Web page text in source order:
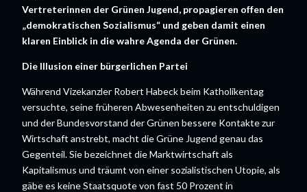
Vertreterinnen der Grünen Jugend, propagieren offen den
„demokratischen Sozialismus“ und geben damit einen
klaren Einblick in die wahre Agenda der Grünen.
Die Illusion einer bürgerlichen Partei
Während Vizekanzler Robert Habeck beim Katholikentag
versuchte, seine früheren Abwesenheiten zu entschuldigen
und der Bundesvorstand der Grünen bessere Kontakte zur
Wirtschaft anstrebt, macht die Grüne Jugend genau das
Gegenteil. Sie bezeichnet die Marktwirtschaft als
Kapitalismus und träumt von einer sozialistischen Utopie, als
gäbe es keine Staatsquote von fast 50 Prozent in